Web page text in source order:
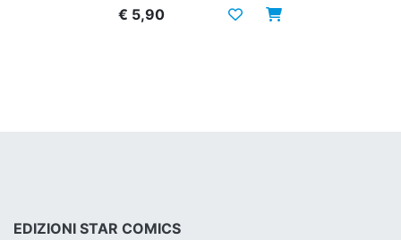
€ 5,90
EDIZIONI STAR COMICS